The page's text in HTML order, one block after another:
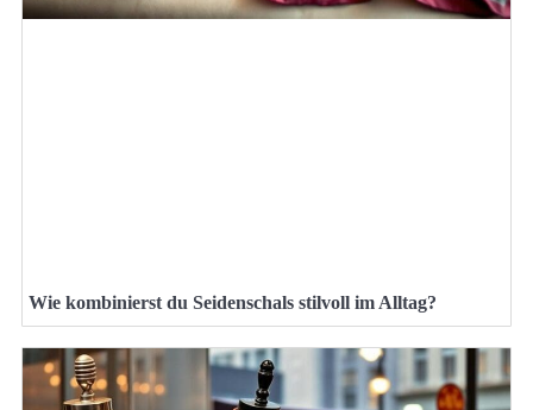
Wie kombinierst du Seidenschals stilvoll im Alltag?